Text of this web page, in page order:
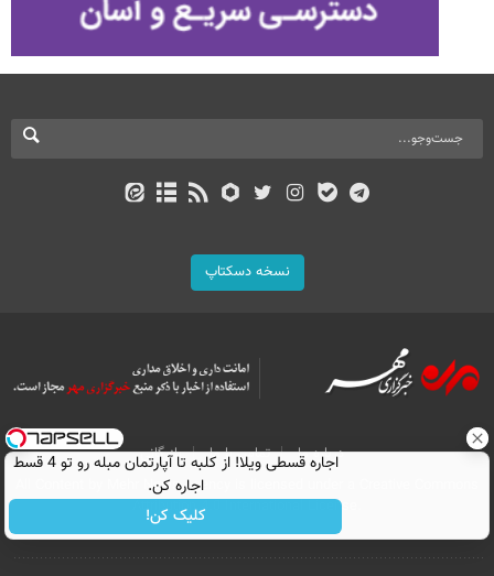
نسخه دسکتاپ
درباره ما تماس با ما
بازرگانی
All Content by Mehr News Agency is licensed under a Creative Commons
Attribution 4.0 International License.
اجاره‌ قسطی ویلا! از کلبه تا آپارتمان مبله رو تو 4 قسط
اجاره کن.
کلیک کن!